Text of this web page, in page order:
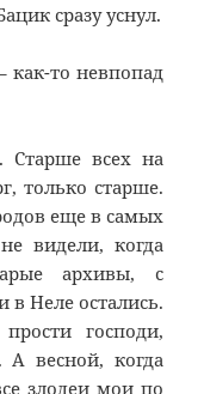
сразу уснул.
как-то невпопад
Старше всех на
только старше.
еще в самых
видели, когда
архивы, с
Неле остались.
господи,
А весной, когда
злодеи мои по